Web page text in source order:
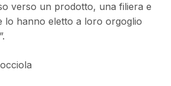
verso un prodotto, una filiera e
lo hanno eletto a loro orgoglio